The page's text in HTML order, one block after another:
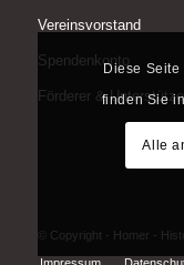
Vereinsvorstand
Spendenkonto
Förderer &
© Copyright - Homer -
Diese
finden Sie
Alle